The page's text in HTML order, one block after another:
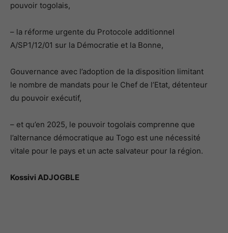
pouvoir togolais,
– la réforme urgente du Protocole additionnel
A/SP1/12/01 sur la Démocratie et la Bonne,
Gouvernance avec l’adoption de la disposition limitant
le nombre de mandats pour le Chef de l’Etat, détenteur
du pouvoir exécutif,
– et qu’en 2025, le pouvoir togolais comprenne que
l’alternance démocratique au Togo est une nécessité
vitale pour le pays et un acte salvateur pour la région.
Kossivi ADJOGBLE